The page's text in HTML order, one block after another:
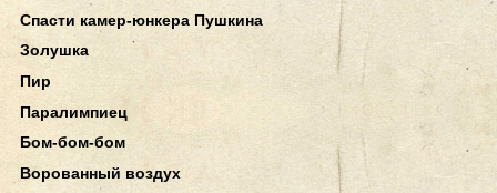
Спасти камер-юнкера Пушкина
Золушка
Пир
Паралимпиец
Бом-бом-бом
Ворованный воздух